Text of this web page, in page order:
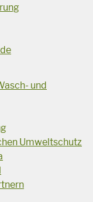
und
Umweltschutz